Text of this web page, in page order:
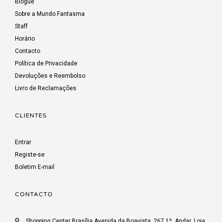
Sobre a Mundo Fantasma
Staff
Horário
Contacto
Política de Privacidade
Devoluções e Reembolso
Livro de Reclamações
CLIENTES
Entrar
Registe-se
Boletim E-mail
CONTACTO